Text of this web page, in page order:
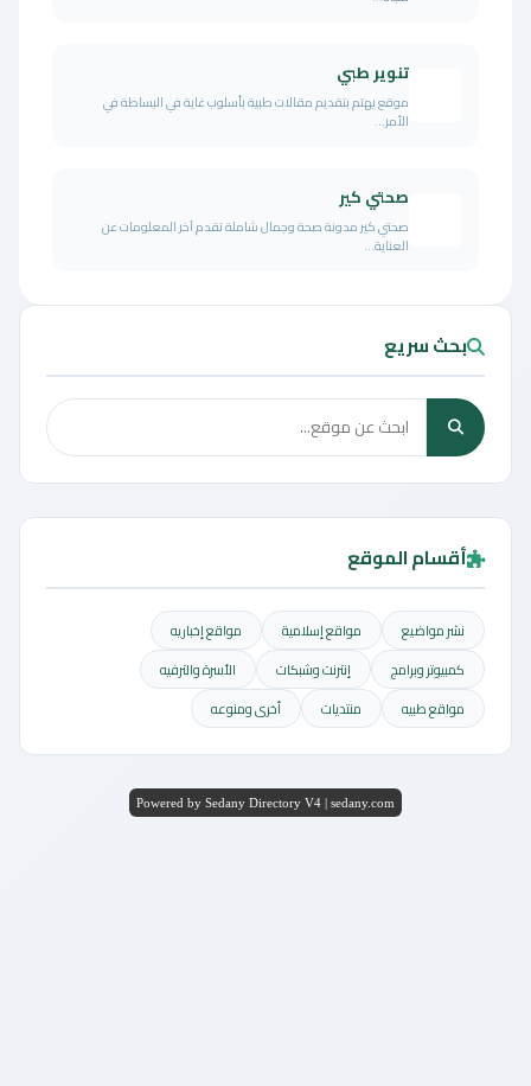
تنوير طبي
موقع يهتم بتقديم مقالات طبية بأسلوب غاية في البساطة في
الأمر...
صحتي كير
صحتي كير مدونة صحة وجمال شاملة تقدم آخر المعلومات عن
العناية...
بحث سريع
أقسام الموقع
نشر مواضيع مواقع إسلامية
مواقع إخباريه
كمبيوتر وبرامج
إنترنت وشبكات
الأسرة والترفيه
مواقع طبيه
منتديات أخرى ومنوعه
Powered by Sedany Directory V4 | sedany.com